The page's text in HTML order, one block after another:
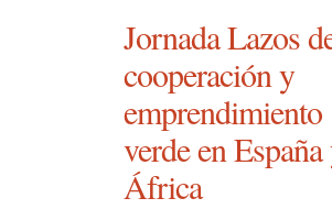
Jornada Lazos
cooperación y
emprendimiento
verde en
África